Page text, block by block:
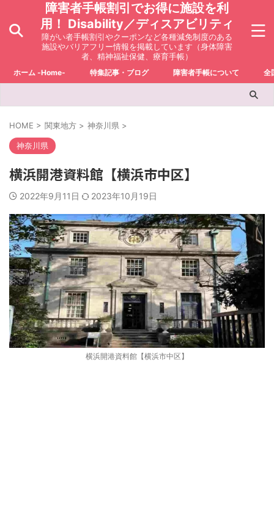
障害者手帳割引でお得に施設を利
用！ Disability／ディスアビリティ
障がい者手帳割引やクーポンなど各種減免制度のある
施設やバリアフリー情報を掲載しています（身体障害
者、精神福祉保健、療育手帳）
ホーム -Home- 特集記事・ブログ 障害者手帳について 全
HOME > 関東地方 > 神奈川県 >
神奈川県
横浜開港資料館【横浜市中区】
2022年9月11日 2023年10月19日
横浜開港資料館【横浜市中区】